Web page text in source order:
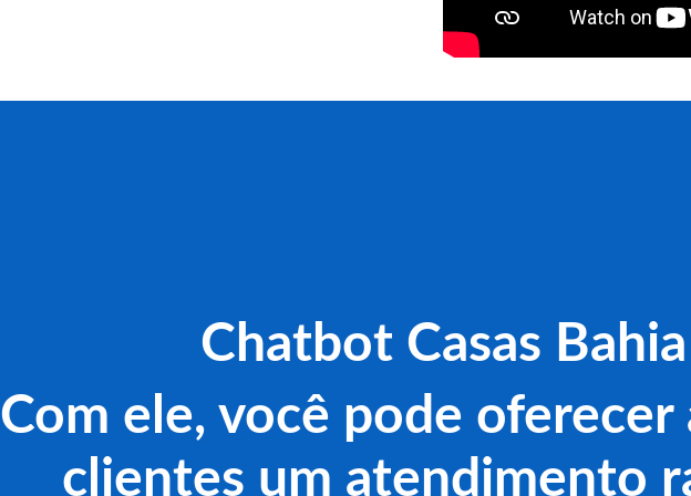
Chatbot Casas Bahia
Com ele, você pode oferecer
clientes um atendimento